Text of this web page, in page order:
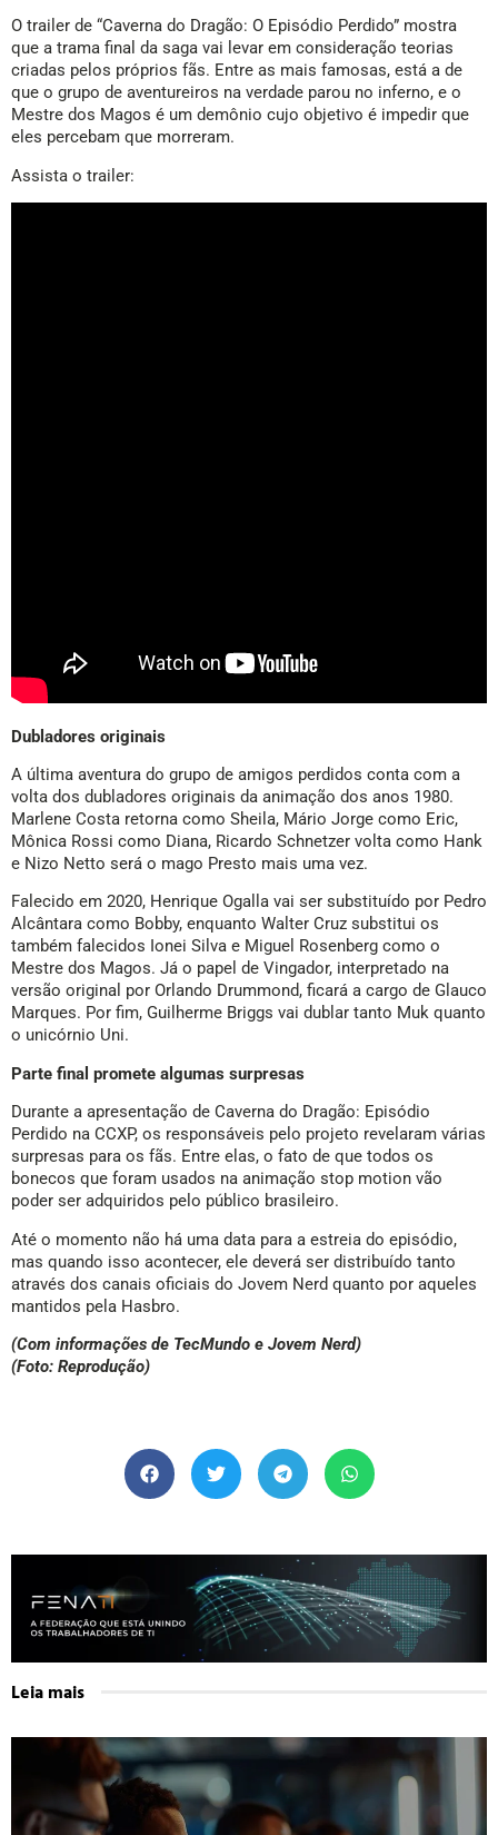
O trailer de “Caverna do Dragão: O Episódio Perdido” mostra
que a trama final da saga vai levar em consideração teorias
criadas pelos próprios fãs. Entre as mais famosas, está a de
que o grupo de aventureiros na verdade parou no inferno, e o
Mestre dos Magos é um demônio cujo objetivo é impedir que
eles percebam que morreram.
Assista o trailer:
Dubladores originais
A última aventura do grupo de amigos perdidos conta com a
volta dos dubladores originais da animação dos anos 1980.
Marlene Costa retorna como Sheila, Mário Jorge como Eric,
Mônica Rossi como Diana, Ricardo Schnetzer volta como Hank
e Nizo Netto será o mago Presto mais uma vez.
Falecido em 2020, Henrique Ogalla vai ser substituído por Pedro
Alcântara como Bobby, enquanto Walter Cruz substitui os
também falecidos Ionei Silva e Miguel Rosenberg como o
Mestre dos Magos. Já o papel de Vingador, interpretado na
versão original por Orlando Drummond, ficará a cargo de Glauco
Marques. Por fim, Guilherme Briggs vai dublar tanto Muk quanto
o unicórnio Uni.
Parte final promete algumas surpresas
Durante a apresentação de Caverna do Dragão: Episódio
Perdido na CCXP, os responsáveis pelo projeto revelaram várias
surpresas para os fãs. Entre elas, o fato de que todos os
bonecos que foram usados na animação stop motion vão
poder ser adquiridos pelo público brasileiro.
Até o momento não há uma data para a estreia do episódio,
mas quando isso acontecer, ele deverá ser distribuído tanto
através dos canais oficiais do Jovem Nerd quanto por aqueles
mantidos pela Hasbro.
(Com informações de TecMundo e Jovem Nerd)
(Foto: Reprodução)
Leia mais